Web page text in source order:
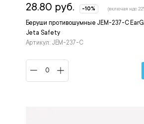
Беруши противошумные JEM-237-C
Jeta Safety
Артикул: JEM-237-C
28.80 руб. -10% (включая ндс